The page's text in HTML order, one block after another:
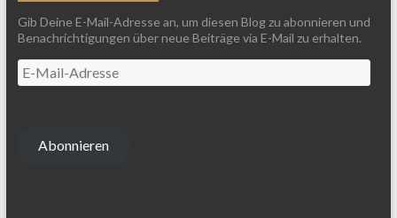
Gib Deine E-Mail-Adresse an, um diesen Blog zu abonnieren und
Benachrichtigungen über neue Beiträge via E-Mail zu erhalten.
Abonnieren